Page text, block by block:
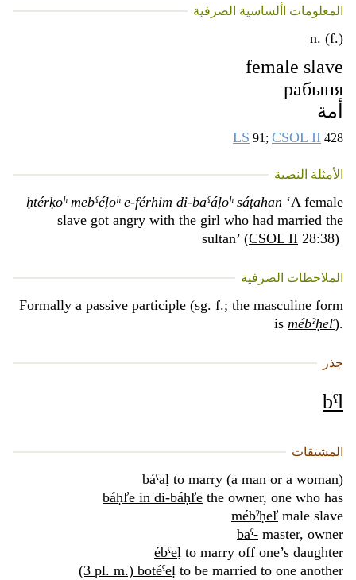
المعلومات األساسية الصرفية
n. (f.)
female slave
рабыня
أمة
LS 91; CSOL II 428
الأمثلة النصية
ḥtérḳoʰ mebˁéḷoʰ e-férhim di-baˁáḷoʰ sáṭahan ‘A female
slave got angry with the girl who had married the
sultan’ (CSOL II 28:38)
الملاحظات الصرفية
Formally a passive participle (sg. f.; the masculine form
is mébˀḥeľ).
جذر
bˁl
المشتقات
báˁaḷ to marry (a man or a woman)
báḥľe in di-báḥľe the owner, one who has
mébˀḥeľ male slave
baˁ- master, owner
ébˁeḷ to marry off one’s daughter
(3 pl. m.) botéˁeḷ to be married to one another